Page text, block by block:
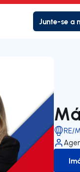
Junte-se a
RE/